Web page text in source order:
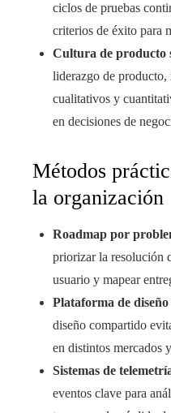
ciclos de pruebas
criterios de éxito para
Cultura de producto
liderazgo de
cualitativos y
en decisiones de
Métodos
la organización
Roadmap por
priorizar la resolución
usuario y mapear
Plataforma de
diseño compartido
en distintos mercados
Sistemas de
eventos clave para